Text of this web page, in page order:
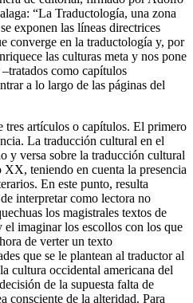
“La Traductología, una zona
exponen las líneas directrices
converge en la traductología y, por
las culturas meta y nos pone
como capítulos
a lo largo de las páginas del
tres artículos o capítulos. El primero
La traducción cultural en el
y versa sobre la traducción cultural
teniendo en cuenta la presencia
En este punto, resulta
interpretar como lectora no
los magistrales textos de
imaginar los escollos con los que
de verter un texto
que se le plantean al traductor al
cultura occidental americana del
de la supuesta falta de
consciente de la alteridad. Para